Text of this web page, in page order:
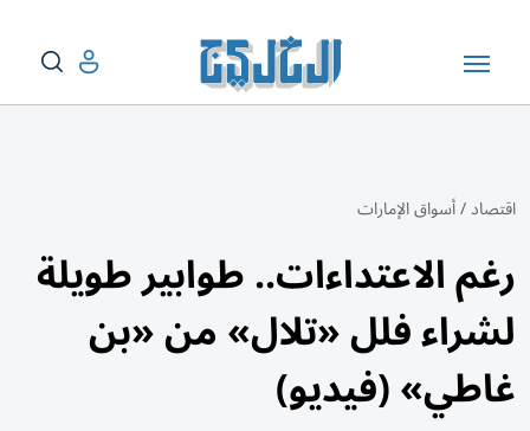
اقتصاد/أسواق الإمارات
رغم الاعتداءات.. طوابير طويلة
لشراء فلل «تلال» من «بن
غاطي» (فيديو)